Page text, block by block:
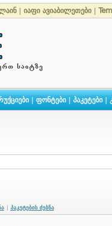
იაფი ავიაბილეთები
| ფონტები| პაკეტები|
პაკეტების ძებნა